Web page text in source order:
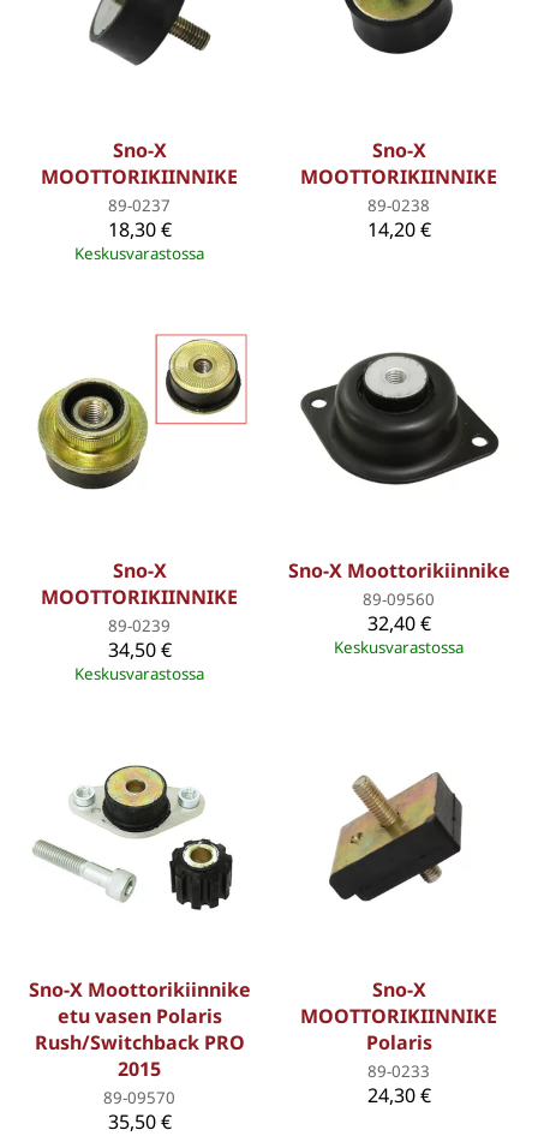
Sno-X
MOOTTORIKIINNIKE
89-0237
18,30 €
Keskusvarastossa
Sno-X
MOOTTORIKIINNIKE
89-0238
14,20 €
Sno-X
MOOTTORIKIINNIKE
89-0239
34,50 €
Keskusvarastossa
Sno-X Moottorikiinnike
89-09560
32,40 €
Keskusvarastossa
Sno-X Moottorikiinnike
etu vasen Polaris
Rush/Switchback PRO
2015
89-09570
35,50 €
Sno-X
MOOTTORIKIINNIKE
Polaris
89-0233
24,30 €